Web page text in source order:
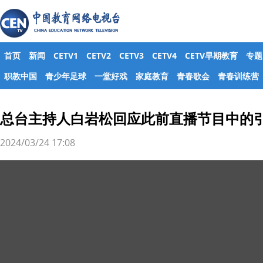
首页 新闻 CETV1 CETV2 CETV3 CETV4 CETV早期教育
专题
职教中国
青少年足球 一堂好戏 家庭教育 青春歌会 青春训练营
总台主持人白岩松回应此前直播节目中的
2024/03/24 17:08